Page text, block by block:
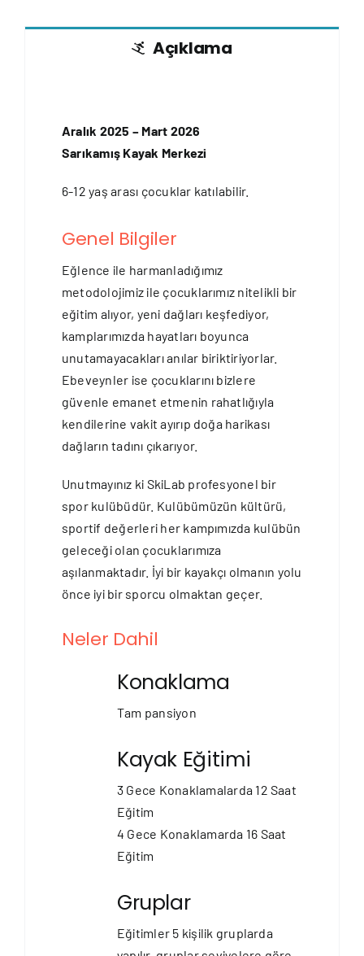
Açıklama
Aralık 2025 – Mart 2026
Sarıkamış Kayak Merkezi
6-12 yaş arası çocuklar katılabilir.
Genel Bilgiler
Eğlence ile harmanladığımız
metodolojimiz ile çocuklarımız nitelikli bir
eğitim alıyor, yeni dağları keşfediyor,
kamplarımızda hayatları boyunca
unutamayacakları anılar biriktiriyorlar.
Ebeveynler ise çocuklarını bizlere
güvenle emanet etmenin rahatlığıyla
kendilerine vakit ayırıp doğa harikası
dağların tadını çıkarıyor.
Unutmayınız ki SkiLab profesyonel bir
spor kulübüdür. Kulübümüzün kültürü,
sportif değerleri her kampımızda kulübün
geleceği olan çocuklarımıza
aşılanmaktadır. İyi bir kayakçı olmanın yolu
önce iyi bir sporcu olmaktan geçer.
Neler Dahil
Konaklama
Tam pansiyon
Kayak Eğitimi
3 Gece Konaklamalarda 12 Saat
Eğitim
4 Gece Konaklamarda 16 Saat
Eğitim
Gruplar
Eğitimler 5 kişilik gruplarda